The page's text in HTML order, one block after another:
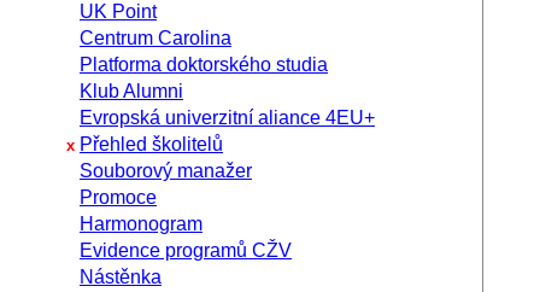
UK Point
Centrum Carolina
Platforma doktorského studia
Klub Alumni
Evropská univerzitní aliance 4EU+
x Přehled školitelů
Souborový manažer
Promoce
Harmonogram
Evidence programů CŽV
Nástěnka